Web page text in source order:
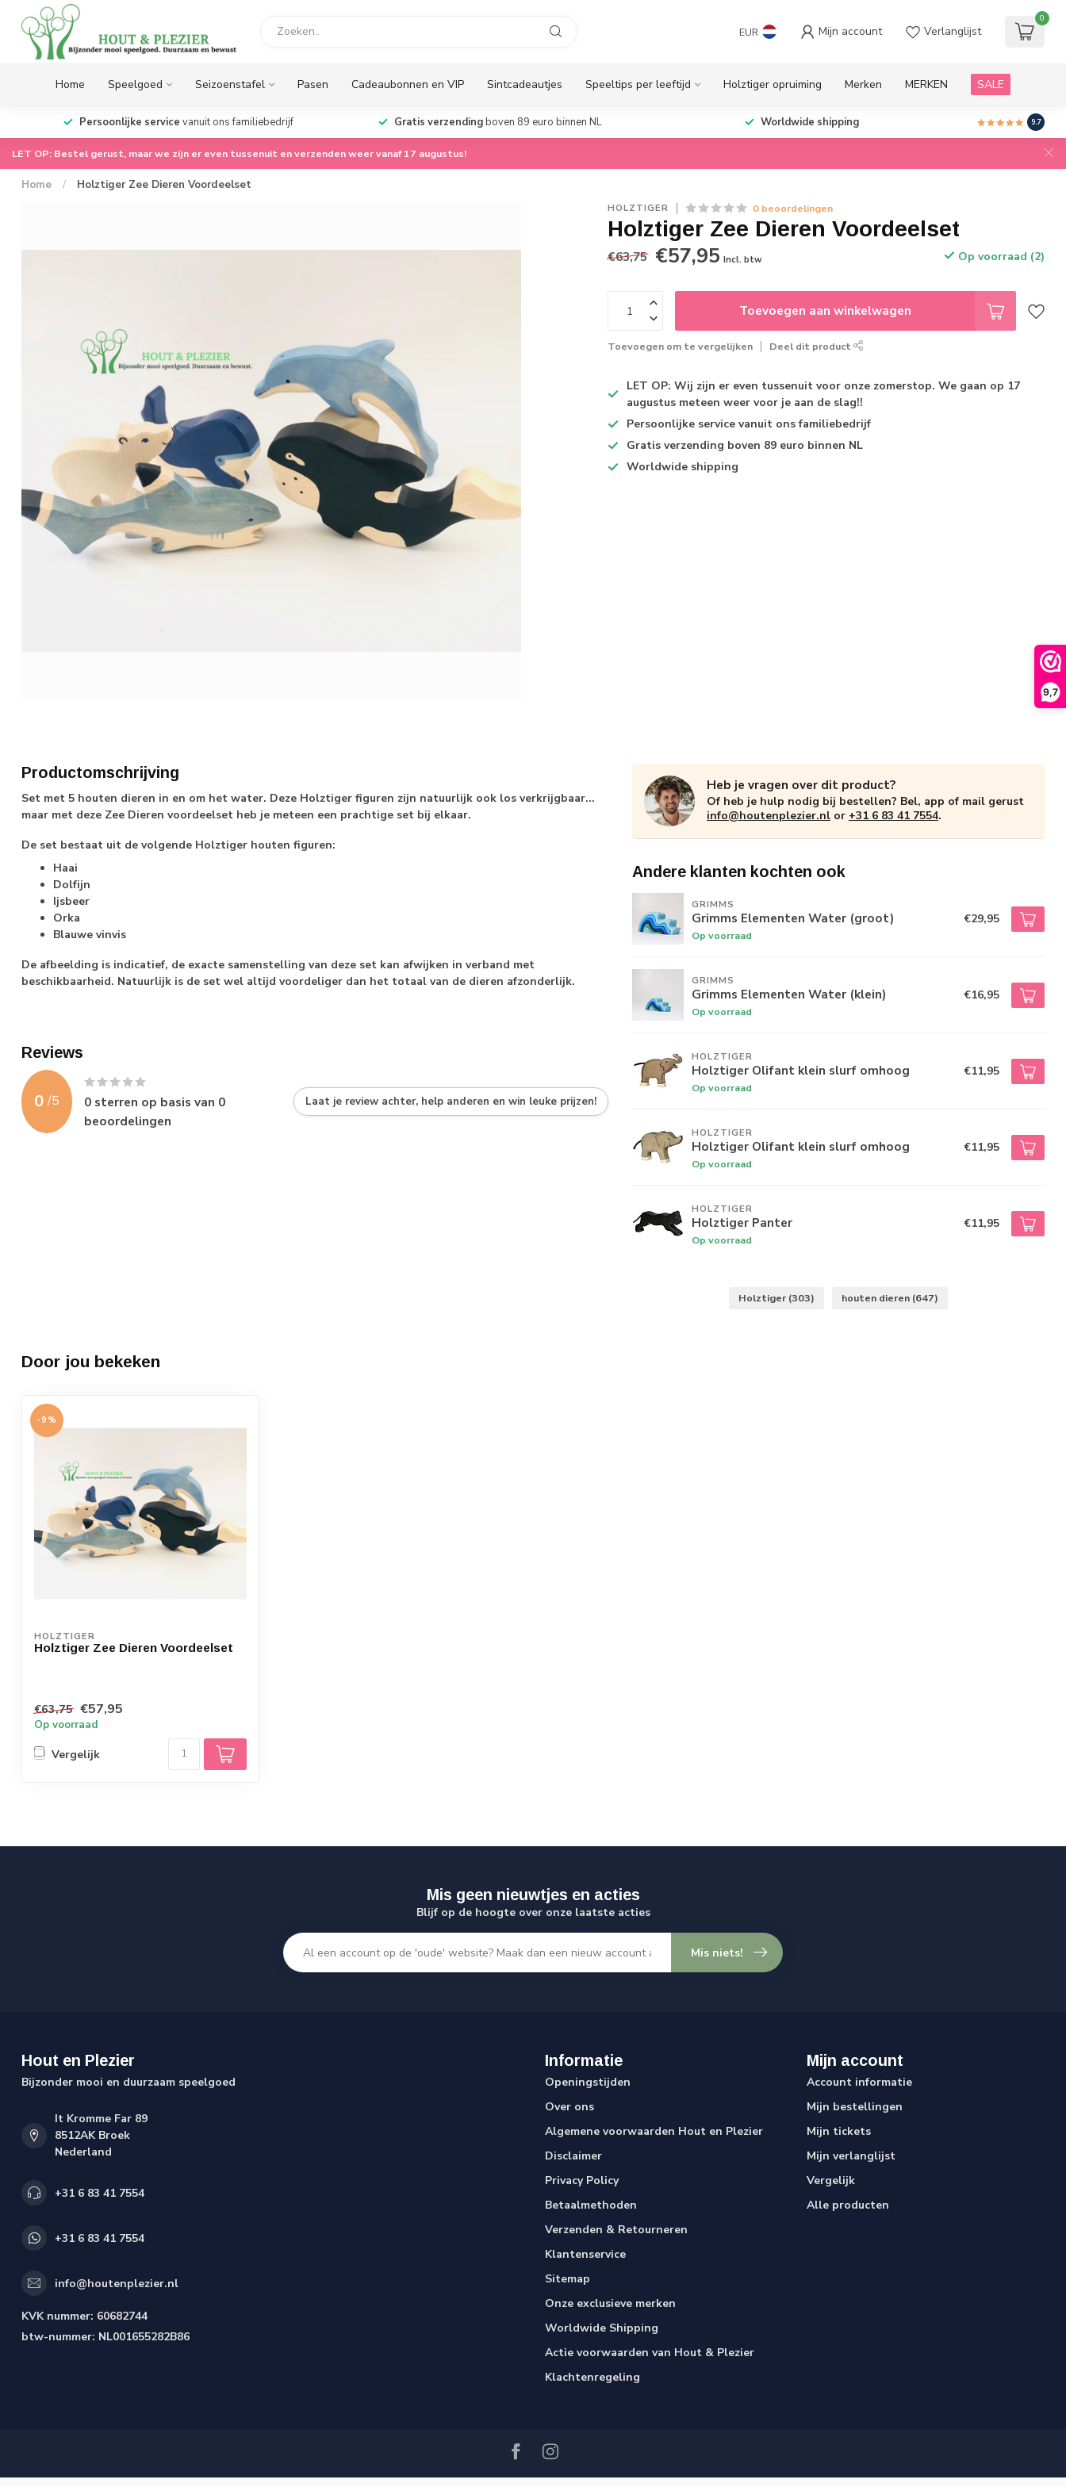
9,7
EUR Mijn account Verlanglijst
0
Home Speelgoed Seizoenstafel Pasen Cadeaubonnen en VIP Sintcadeautjes Speeltips per leeftijd Holztiger opruiming Merken MERKEN SALE
Persoonlijke service vanuit ons familiebedrijf Gratis verzendingboven 89 euro binnen NL Worldwide shipping 9.7
LET OP: Bestel gerust, maar we zijn er even tussenuit en verzenden weer vanaf 17 augustus!
Home / Holztiger Zee Dieren Voordeelset
HOLZTIGER 0 beoordelingen
Holztiger Zee Dieren Voordeelset
€63,75 €57,95 Incl. btw Op voorraad (2)
Toevoegen aan winkelwagen
Toevoegen om te vergelijken Deel dit product
LET OP: Wij zijn er even tussenuit voor onze zomerstop. We gaan op 17
augustus meteen weer voor je aan de slag!!
Persoonlijke service vanuit ons familiebedrijf
Gratis verzending boven 89 euro binnen NL
Worldwide shipping
Productomschrijving
Set met 5 houten dieren in en om het water. Deze Holztiger figuren zijn natuurlijk ook los verkrijgbaar...
maar met deze Zee Dieren voordeelset heb je meteen een prachtige set bij elkaar.
De set bestaat uit de volgende Holztiger houten figuren:
Haai
Dolfijn
Ijsbeer
Orka
Blauwe vinvis
De afbeelding is indicatief, de exacte samenstelling van deze set kan afwijken in verband met
beschikbaarheid. Natuurlijk is de set wel altijd voordeliger dan het totaal van de dieren afzonderlijk.
Reviews
0 /5 0 sterren op basis van 0
beoordelingen
Laat je review achter, help anderen en win leuke prijzen!
Heb je vragen over dit product?
Of heb je hulp nodig bij bestellen? Bel, app of mail gerust
info@houtenplezier.nl or +31 6 83 41 7554.
Andere klanten kochten ook
GRIMMS
Grimms Elementen Water (groot)
Op voorraad
€29,95
GRIMMS
Grimms Elementen Water (klein)
Op voorraad
€16,95
HOLZTIGER
Holztiger Olifant klein slurf omhoog
Op voorraad
€11,95
HOLZTIGER
Holztiger Olifant klein slurf omhoog
Op voorraad
€11,95
HOLZTIGER
Holztiger Panter
Op voorraad
€11,95
Holztiger (303) houten dieren (647)
Door jou bekeken
-9%
HOLZTIGER
Holztiger Zee Dieren Voordeelset
€63,75 €57,95
Op voorraad
Vergelijk
Mis geen nieuwtjes en acties
Blijf op de hoogte over onze laatste acties
Mis niets!
Hout en Plezier
Bijzonder mooi en duurzaam speelgoed
It Kromme Far 89
8512AK Broek
Nederland
+31 6 83 41 7554
+31 6 83 41 7554
info@houtenplezier.nl
KVK nummer: 60682744
btw-nummer: NL001655282B86
Informatie
Openingstijden
Over ons
Algemene voorwaarden Hout en Plezier
Disclaimer
Privacy Policy
Betaalmethoden
Verzenden & Retourneren
Klantenservice
Sitemap
Onze exclusieve merken
Worldwide Shipping
Actie voorwaarden van Hout & Plezier
Klachtenregeling
Mijn account
Account informatie
Mijn bestellingen
Mijn tickets
Mijn verlanglijst
Vergelijk
Alle producten